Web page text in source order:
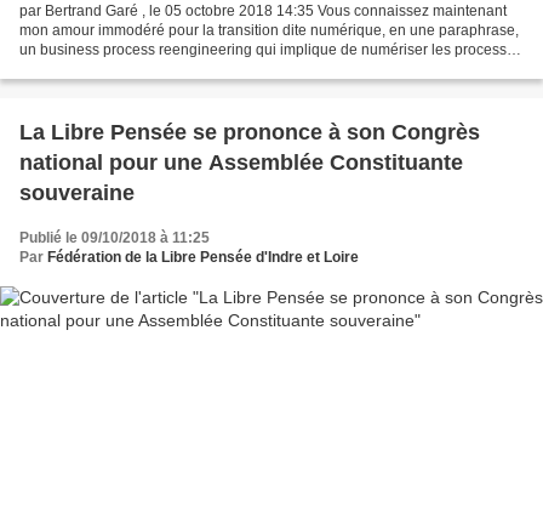
par Bertrand Garé , le 05 octobre 2018 14:35 Vous connaissez maintenant
mon amour immodéré pour la transition dite numérique, en une paraphrase,
un business process reengineering qui implique de numériser les processus
La Libre Pensée se prononce à son Congrès
national pour une Assemblée Constituante
souveraine
Publié le 09/10/2018 à 11:25
Par Fédération de la Libre Pensée d'Indre et Loire